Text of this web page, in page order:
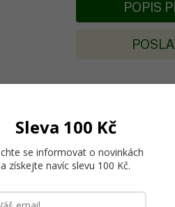
POPIS
Kniha PANTONE
efektivně vybrat
barevných kombinací
grafici.
Sleva 100 Kč
se informovat o novinkách
a získejte navíc slevu 100 Kč.